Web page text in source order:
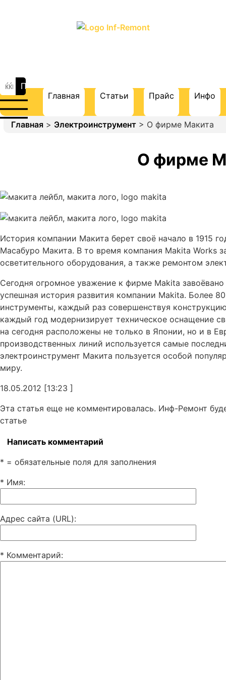
Главная Статьи Прайс Инфо
Главная > Электроинструмент > О фирме Макита
О фирме
История компании Макита берет своё начало в 1915
Масабуро Макита. В то время компания Makita Works
осветительного оборудования, а также ремонтом
Сегодня огромное уважение к фирме Makita
успешная история развития компании Makita. Более
инструменты, каждый раз совершенствуя
каждый год модернизирует техническое оснащение
на сегодня расположены не только в Японии, но и в
производственных линий используется самые
электроинструмент Макита пользуется особой
миру.
18.05.2012 [13:23 ]
Эта статья еще не комментировалась. Инф-Ремонт
статье
Написать комментарий
* = обязательные поля для заполнения
* Имя:
Адрес сайта (URL):
* Комментарий: